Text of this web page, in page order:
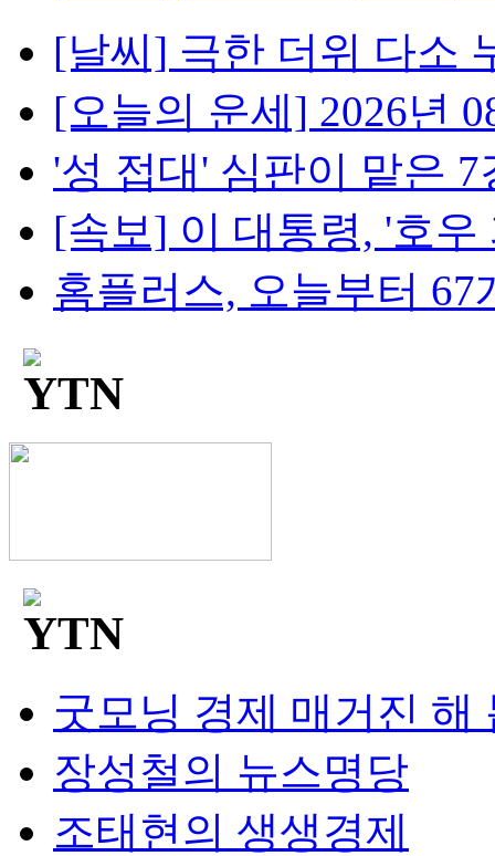
[날씨] 극한 더위 다소
[오늘의 운세] 2026년
'성 접대' 심판이 맡은 7
[속보] 이 대통령, '호우
홈플러스, 오늘부터 67
굿모닝 경제 매거진 해
장성철의 뉴스명당
조태현의 생생경제